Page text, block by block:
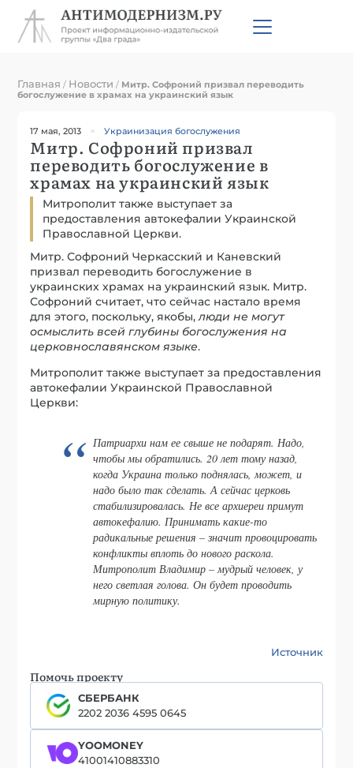
Главная / Новости / Митр. Софроний призвал переводить
богослужение в храмах на украинский язык
17 мая, 2013 Украинизация богослужения
Митр. Софроний призвал
переводить богослужение в
храмах на украинский язык
Митрополит также выступает за
предоставления автокефалии Украинской
Православной Церкви.
Митр. Софроний Черкасский и Каневский
призвал переводить богослужение в
украинских храмах на украинский язык. Митр.
Софроний считает, что сейчас настало время
для этого, поскольку, якобы,люди не могут
осмыслить всей глубины богослужения на
церковнославянском языке.
Митрополит также выступает за предоставления
автокефалии Украинской Православной
Церкви:
Патриархи нам ее свыше не подарят. Надо,
чтобы мы обратились. 20 лет тому назад,
когда Украина только поднялась, может, и
надо было так сделать. А сейчас церковь
стабилизировалась. Не все архиереи примут
автокефалию. Принимать какие-то
радикальные решения – значит провоцировать
конфликты вплоть до нового раскола.
Митрополит Владимир – мудрый человек, у
него светлая голова. Он будет проводить
мирную политику.
Источник
Помочь проекту
СБЕРБАНК
2202 2036 4595 0645
YOOMONEY
41001410883310